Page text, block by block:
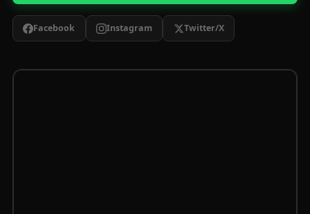
Facebook Instagram Twitter/X